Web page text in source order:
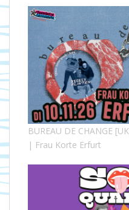
BUREAU DE CHANGE
| Frau Korte Erfurt